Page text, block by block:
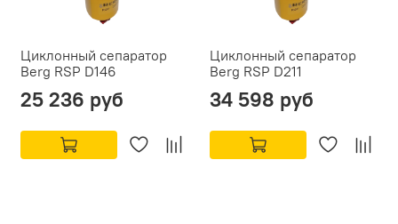
Циклонный сепаратор
Berg RSP D146
25 236 руб
Циклонный сепаратор
Berg RSP D211
34 598 руб